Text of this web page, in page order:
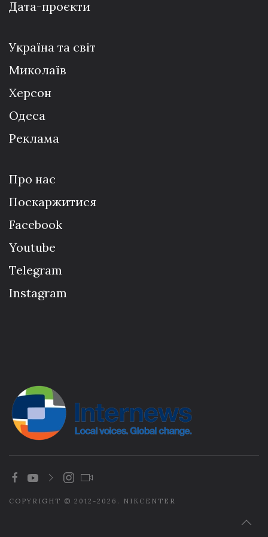
Дата-проєкти
Україна та світ
Миколаїв
Херсон
Одеса
Реклама
Про нас
Поскаржитися
Facebook
Youtube
Telegram
Instagram
COPYRIGHT © 2012-2026. NIKCENTER